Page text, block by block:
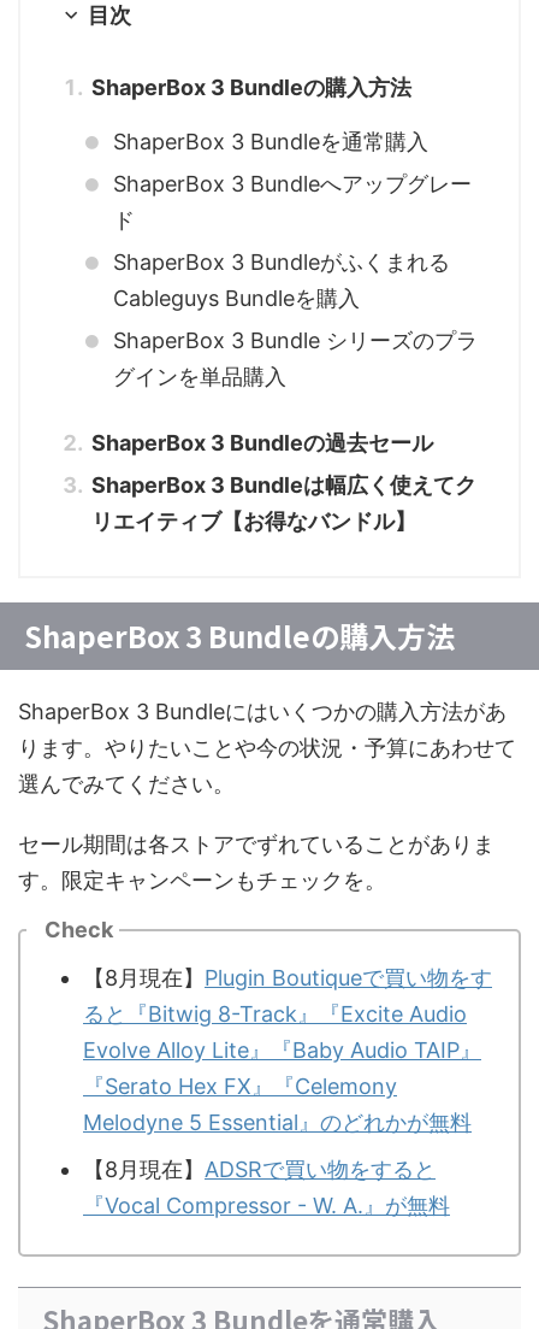
目次
ShaperBox 3 Bundleの購入方法
ShaperBox 3 Bundleを通常購入
ShaperBox 3 Bundleへアップグレー
ド
ShaperBox 3 Bundleがふくまれる
Cableguys Bundleを購入
ShaperBox 3 Bundle シリーズのプラ
グインを単品購入
ShaperBox 3 Bundleの過去セール
ShaperBox 3 Bundleは幅広く使えてク
リエイティブ【お得なバンドル】
ShaperBox 3 Bundleの購入方法
ShaperBox 3 Bundleにはいくつかの購入方法があ
ります。やりたいことや今の状況・予算にあわせて
選んでみてください。
セール期間は各ストアでずれていることがありま
す。限定キャンペーンもチェックを。
Check
【8月現在】 Plugin Boutiqueで買い物をす
ると『Bitwig 8-Track』『Excite Audio
Evolve Alloy Lite』『Baby Audio TAIP』
『Serato Hex FX』『Celemony
Melodyne 5 Essential』のどれかが無料
【8月現在】 ADSRで買い物をすると
『Vocal Compressor - W. A.』が無料
ShaperBox 3 Bundleを通常購入